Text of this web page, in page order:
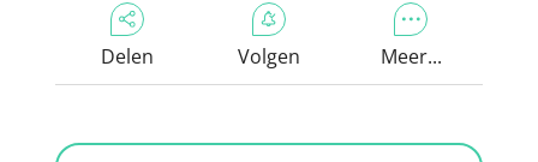
Delen Volgen Meer...